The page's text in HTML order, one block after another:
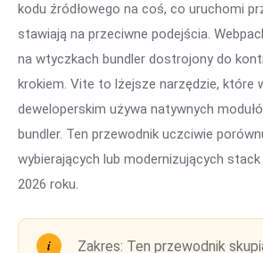
kodu źródłowego na coś, co uruchomi
stawiają na przeciwne podejścia.
na wtyczkach bundler dostrojony do
krokiem. Vite to lżejsze narzędzie, które
deweloperskim używa natywnych
bundler. Ten przewodnik uczciwie
wybierających lub modernizujących
2026 roku.
Zakres: Ten przewodnik